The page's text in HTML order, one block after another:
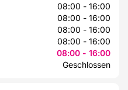
08:00 - 16:00
08:00 - 16:00
08:00 - 16:00
08:00 - 16:00
08:00 - 16:00
Geschlossen